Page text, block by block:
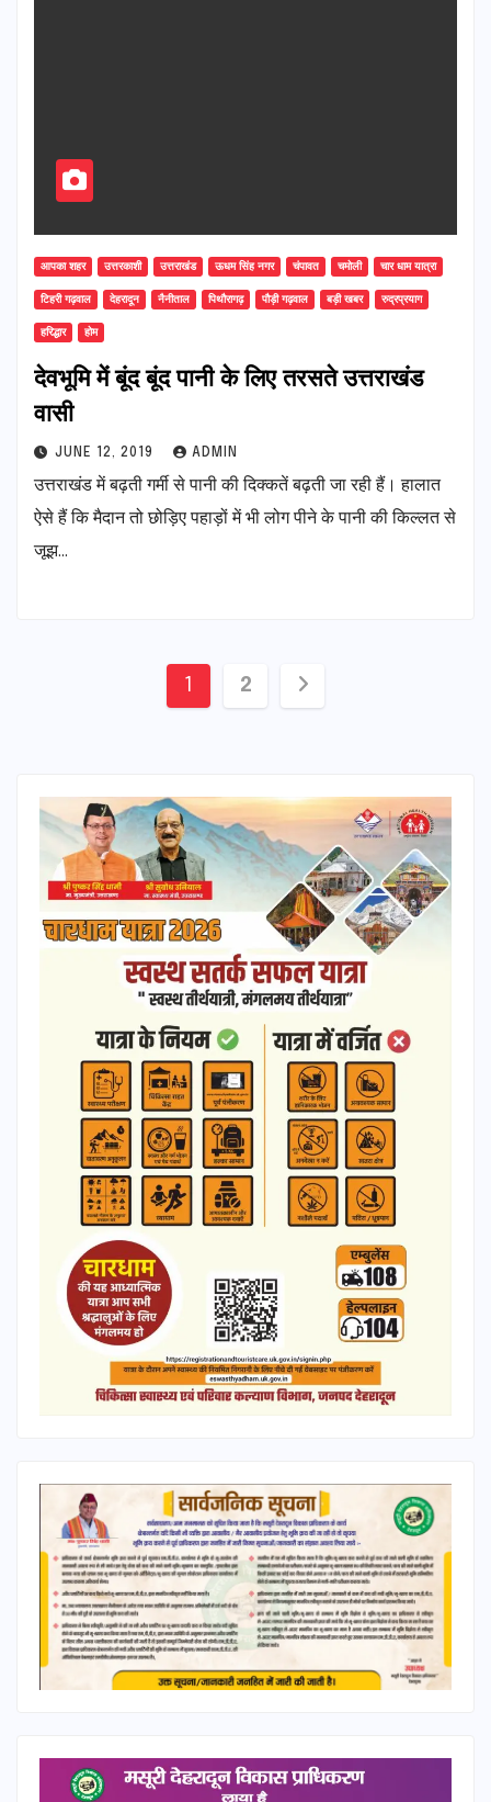
आपका शहर उत्तरकाशी उत्तराखंड ऊधम सिंह नगर चंपावत चमोली चार धाम यात्रा
टिहरी गढ़वाल देहरादून नैनीताल पिथौरागढ़ पौड़ी गढ़वाल बड़ी खबर रुद्रप्रयाग
हरिद्धार होम
देवभूमि में बूंद बूंद पानी के लिए तरसते उत्तराखंड
वासी
JUNE 12, 2019 ADMIN
उत्तराखंड में बढ़ती गर्मी से पानी की दिक्कतें बढ़ती जा रही हैं। हालात
ऐसे हैं कि मैदान तो छोड़िए पहाड़ों में भी लोग पीने के पानी की किल्लत से
जूझ…
Posts
1 2